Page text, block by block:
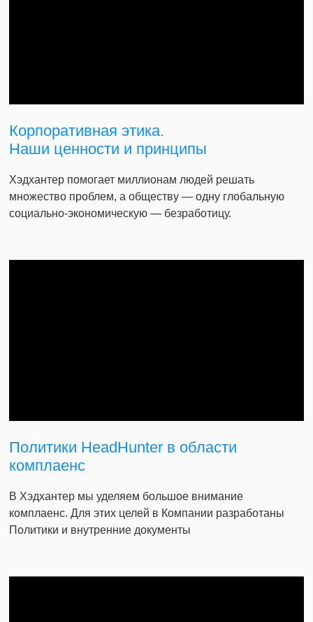
Корпоративная этика.
Наши ценности и принципы
Хэдхантер помогает миллионам людей решать
множество проблем, а обществу — одну глобальную
социально-экономическую — безработицу.
Политики HeadHunter в области
комплаенс
В Хэдхантер мы уделяем большое внимание
комплаенс. Для этих целей в Компании разработаны
Политики и внутренние документы